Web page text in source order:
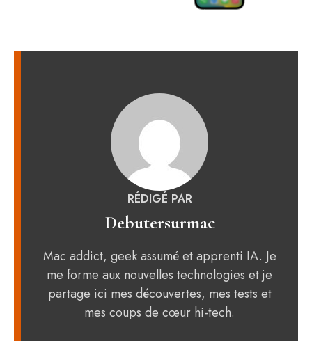
RÉDIGÉ PAR
Debutersurmac
Mac addict, geek assumé et apprenti IA. Je
me forme aux nouvelles technologies et je
partage ici mes découvertes, mes tests et
mes coups de cœur hi-tech.